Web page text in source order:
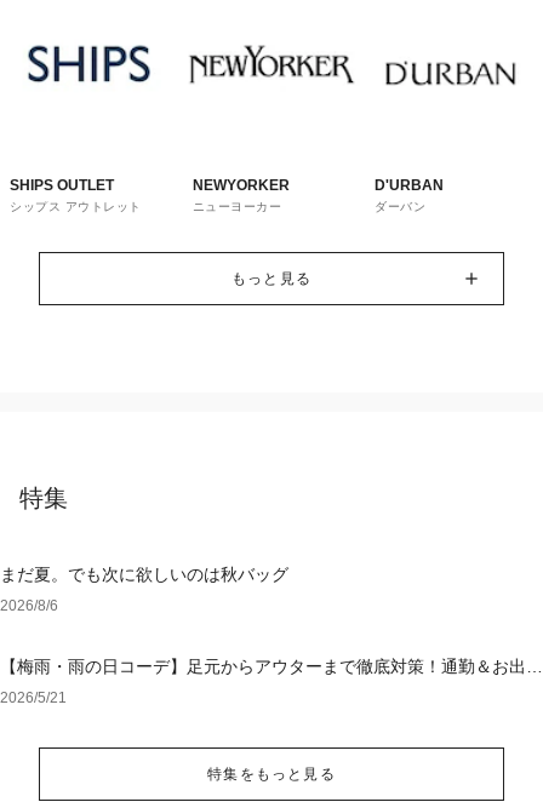
SHIPS OUTLET
シップス アウトレット
NEWYORKER
ニューヨーカー
D'URBAN
ダーバン
もっと見る
特集
まだ夏。でも次に欲しいのは秋バッグ
2026/8/6
【梅雨・雨の日コーデ】足元からアウターまで徹底対策！通勤＆お出か
けを乗り切る「大人の撥水・ウォッシャブル」特集
2026/5/21
特集をもっと見る